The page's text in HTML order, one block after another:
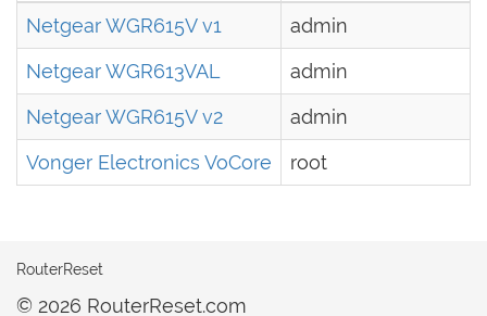
Netgear WGR615V v1
admin
Netgear WGR613VAL
admin
Netgear WGR615V v2
admin
Vonger Electronics VoCore
root
RouterReset
© 2026 RouterReset.com